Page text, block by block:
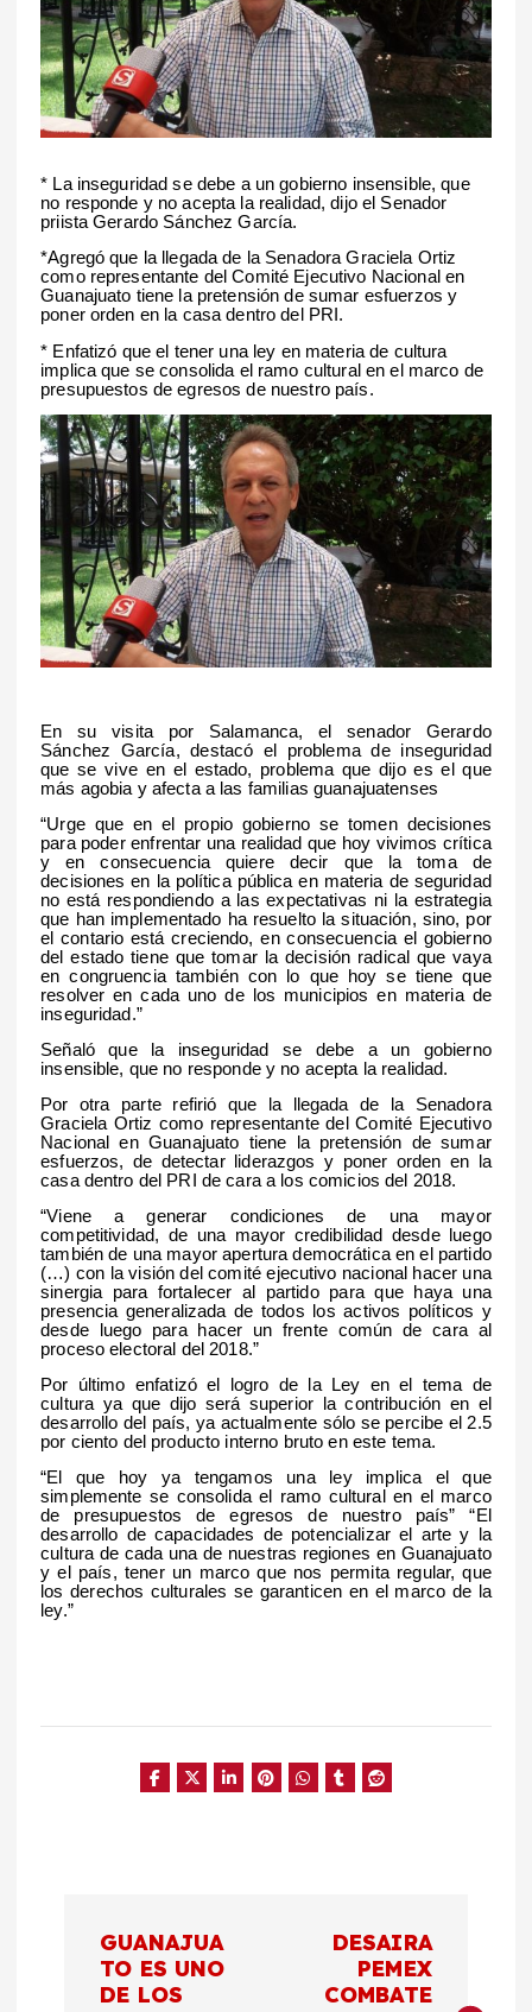
* La inseguridad se debe a un gobierno insensible, que
no responde y no acepta la realidad, dijo el Senador
priista Gerardo Sánchez García.
*Agregó que la llegada de la Senadora Graciela Ortiz
como representante del Comité Ejecutivo Nacional en
Guanajuato tiene la pretensión de sumar esfuerzos y
poner orden en la casa dentro del PRI.
* Enfatizó que el tener una ley en materia de cultura
implica que se consolida el ramo cultural en el marco de
presupuestos de egresos de nuestro país.
En su visita por Salamanca, el senador Gerardo
Sánchez García, destacó el problema de inseguridad
que se vive en el estado, problema que dijo es el que
más agobia y afecta a las familias guanajuatenses
“Urge que en el propio gobierno se tomen decisiones
para poder enfrentar una realidad que hoy vivimos crítica
y en consecuencia quiere decir que la toma de
decisiones en la política pública en materia de seguridad
no está respondiendo a las expectativas ni la estrategia
que han implementado ha resuelto la situación, sino, por
el contario está creciendo, en consecuencia el gobierno
del estado tiene que tomar la decisión radical que vaya
en congruencia también con lo que hoy se tiene que
resolver en cada uno de los municipios en materia de
inseguridad.”
Señaló que la inseguridad se debe a un gobierno
insensible, que no responde y no acepta la realidad.
Por otra parte refirió que la llegada de la Senadora
Graciela Ortiz como representante del Comité Ejecutivo
Nacional en Guanajuato tiene la pretensión de sumar
esfuerzos, de detectar liderazgos y poner orden en la
casa dentro del PRI de cara a los comicios del 2018.
“Viene a generar condiciones de una mayor
competitividad, de una mayor credibilidad desde luego
también de una mayor apertura democrática en el partido
(…) con la visión del comité ejecutivo nacional hacer una
sinergia para fortalecer al partido para que haya una
presencia generalizada de todos los activos políticos y
desde luego para hacer un frente común de cara al
proceso electoral del 2018.”
Por último enfatizó el logro de la Ley en el tema de
cultura ya que dijo será superior la contribución en el
desarrollo del país, ya actualmente sólo se percibe el 2.5
por ciento del producto interno bruto en este tema.
“El que hoy ya tengamos una ley implica el que
simplemente se consolida el ramo cultural en el marco
de presupuestos de egresos de nuestro país” “El
desarrollo de capacidades de potencializar el arte y la
cultura de cada una de nuestras regiones en Guanajuato
y el país, tener un marco que nos permita regular, que
los derechos culturales se garanticen en el marco de la
ley.”
GUANAJUA
TO ES UNO
DE LOS
DESAIRA
PEMEX
COMBATE